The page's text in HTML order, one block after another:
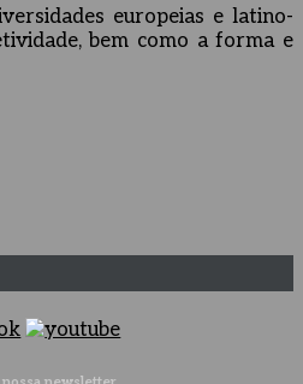
europeias e latino-
bem como a forma e